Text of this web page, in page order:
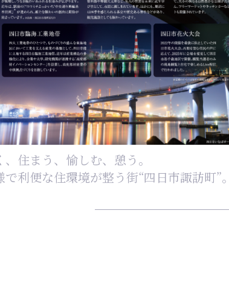
、住まう、愉しむ、憩う。
で利便な住環境が整う街“四日市諏訪町”